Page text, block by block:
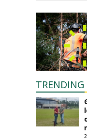
TRENDING